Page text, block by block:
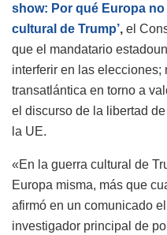
show: Por qué Europa
cultural de Trump’, el
que el mandatario
interferir en las elecciones;
transatlántica en torno a
el discurso de la libertad
la UE.
«En la guerra cultural de
Europa misma, más que
afirmó en un comunicado
investigador principal de